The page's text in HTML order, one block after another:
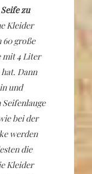
zu
Kleider
60 große
mit 4 Liter
Dann
und
Seifenlauge
bei der
werden
die
Kleider